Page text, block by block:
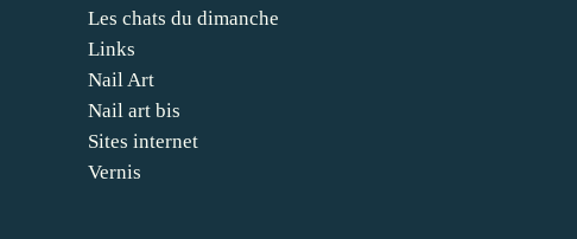
Les chats du dimanche
Links
Nail Art
Nail art bis
Sites internet
Vernis